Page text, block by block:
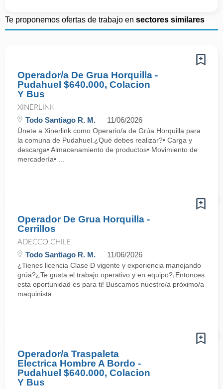
Te proponemos ofertas de trabajo en sectores similares
Operador/a De Grua Horquilla -
Pudahuel $640.000, Colacion
Y Bus
XINERLINK
Todo Santiago R. M. 11/06/2026
Únete a Xinerlink como Operario/a de Grúa Horquilla para
la comuna de Pudahuel.¿Qué debes realizar?• Carga y
descarga• Almacenamiento de productos• Movimiento de
mercadería• ...
Operador De Grua Horquilla -
Cerrillos
ADECCO CHILE
Todo Santiago R. M. 11/06/2026
¿Tienes licencia Clase D vigente y experiencia manejando
grúa?¿Te gusta el trabajo operativo y en equipo?¡Entonces
esta oportunidad es para ti! Buscamos nuestro/a próximo/a
maquinista ...
Operador/a Traspaleta
Electrica Hombre A Bordo -
Pudahuel $640.000, Colacion
Y Bus